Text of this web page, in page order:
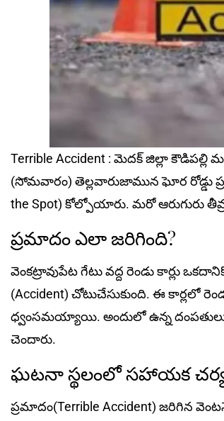
Terrible Accident : మెదక్‌ జిల్లా కౌడిపల్లి
(సోమవారం) తెల్లవారుజామున ఘోర రోడ్డు
the Spot) కోల్పోయారు. మరో ఆరుగురు
ప్రమాదం ఎలా జరిగింది?
వెంకట్రావుపేట గేటు వద్ద రెండు కార్లు
(Accident) చోటుచేసుకుంది. ఈ కార్లలో
ధ్వంసమయ్యాయి. అందులో ఉన్న
చెందారు.
ఘటనా స్థలంలో సహాయక
ప్రమాదం(Terrible Accident) జరిగిన